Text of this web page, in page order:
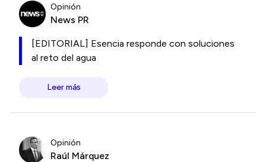
Opinión
News PR
[EDITORIAL] Esencia responde con soluciones
al reto del agua
Leer más
Opinión
Raúl Márquez